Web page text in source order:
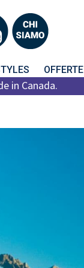
OFFERTE
in Canada.